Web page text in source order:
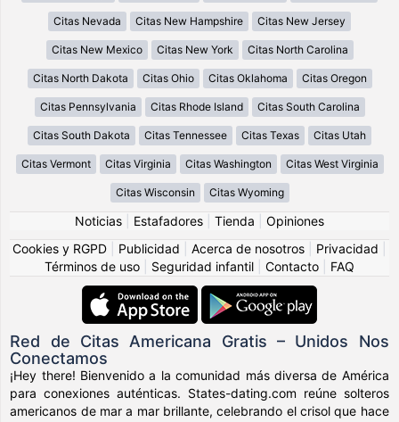
Citas Nevada Citas New Hampshire Citas New Jersey
Citas New Mexico Citas New York Citas North Carolina
Citas North Dakota Citas Ohio Citas Oklahoma Citas Oregon
Citas Pennsylvania Citas Rhode Island Citas South Carolina
Citas South Dakota Citas Tennessee Citas Texas Citas Utah
Citas Vermont Citas Virginia Citas Washington Citas West Virginia
Citas Wisconsin Citas Wyoming
Noticias Estafadores Tienda
Opiniones
Cookies y RGPD
Publicidad Acerca de nosotros Privacidad
Términos de uso
Seguridad infantil Contacto FAQ
Red de Citas Americana Gratis – Unidos Nos
Conectamos
¡Hey there! Bienvenido a la comunidad más diversa de América
para conexiones auténticas. States-dating.com reúne solteros
americanos de mar a mar brillante, celebrando el crisol que hace